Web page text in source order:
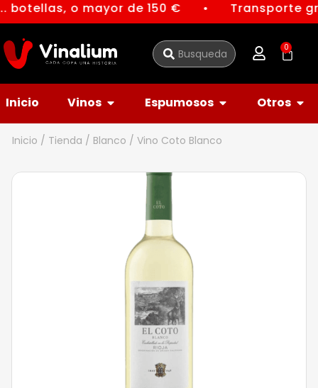
botellas, o mayor de 150 € ● Transporte
0
Inicio Vinos Espumosos Otros
Inicio / Tienda / Blanco / Vino Coto Blanco